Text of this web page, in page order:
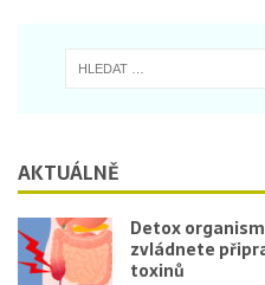
AKTUÁLNĚ
Detox
zvládnete
toxinů